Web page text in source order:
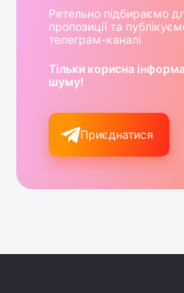
Ретельно підбираємо
пропозиції та
телеграм-каналі
Тільки корисна
шуму!
Приєднатися